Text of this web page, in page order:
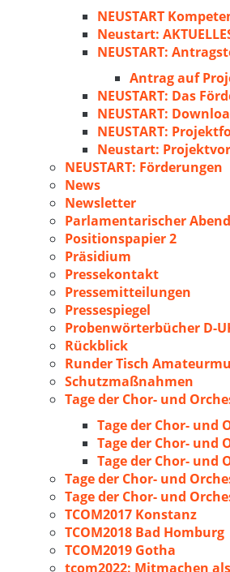
NEUSTART
Neustart:
NEUSTART:
Antrag auf
NEUSTART: Das
NEUSTART:
NEUSTART:
Neustart:
NEUSTART: Förderungen
News
Newsletter
Parlamentarischer Abend
Positionspapier 2
Präsidium
Pressekontakt
Pressemitteilungen
Pressespiegel
Probenwörterbücher D-
Rückblick
Runder Tisch
Schutzmaßnahmen
Tage der Chor- und
Tage der Chor- und
Tage der Chor- und
Tage der Chor- und
Tage der Chor- und
Tage der Chor- und
TCOM2017 Konstanz
TCOM2018 Bad Homburg
TCOM2019 Gotha
tcom2022: Mitmachen